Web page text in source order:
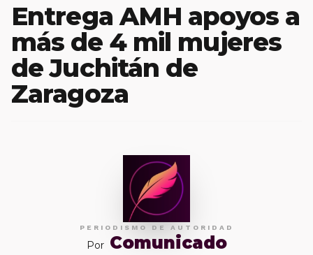
Entrega AMH apoyos a
más de 4 mil mujeres
de Juchitán de
Zaragoza
PERIODISMO DE AUTORIDAD
Por Comunicado